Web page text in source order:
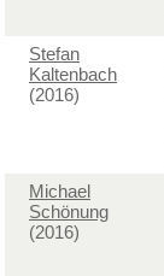
Stefan
Kaltenbach
(2016)
Michael
Schönung
(2016)